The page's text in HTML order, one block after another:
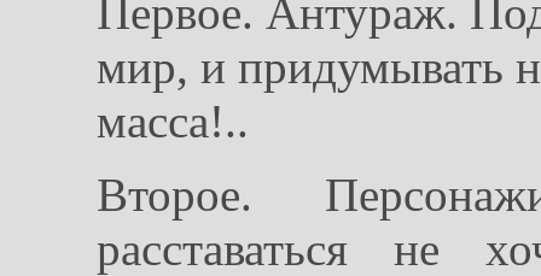
Первое. Антураж.
мир, и придумывать
масса!..
Второе.
расставаться не